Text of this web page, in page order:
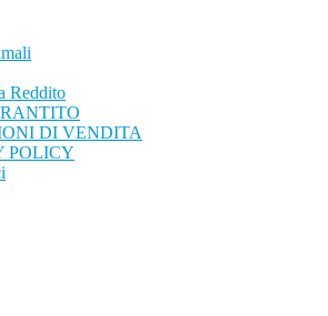
Reddito
DI VENDITA
POLICY